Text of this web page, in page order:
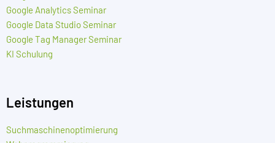
Google Analytics Seminar
Google Data Studio Seminar
Google Tag Manager Seminar
KI Schulung
Leistungen
Suchmaschinenoptimierung